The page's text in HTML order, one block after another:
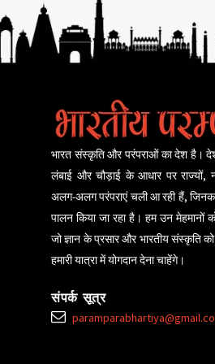
भारत संस्कृति और परंपराओं का देश है।
लंबाई और चौड़ाई के आधार पर राज्यों,
अलग-अलग परंपराएं चली आ रही हैं,
पालन किया जा रहा है। हम उन मेहमानों
जो ज्ञान के प्रसार और भारतीय संस्कृति
हमारी यात्रा में योगदान देना चाहेंगे।
संपर्क सूत्र